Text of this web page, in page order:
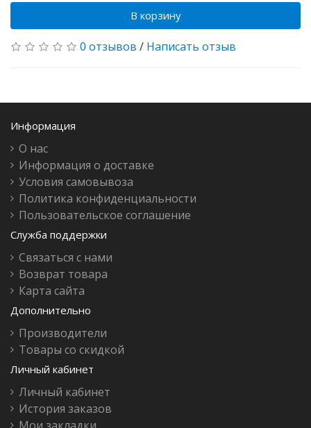
В корзину
0 отзывов / Написать отзыв
Информация
О нас
Информация о доставке
Условия самовывоза
Политика конфиденциальности
Пользовательское соглашение
Служба поддержки
Связаться с нами
Возврат товара
Карта сайта
Дополнительно
Производители
Товары со скидкой
Личный кабинет
Личный кабинет
История заказов